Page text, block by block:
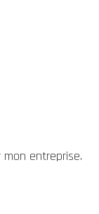
entreprise.